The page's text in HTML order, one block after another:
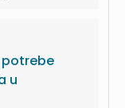
potrebe
u